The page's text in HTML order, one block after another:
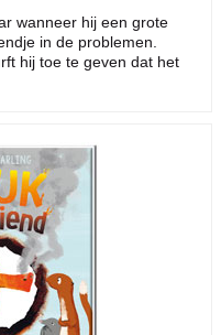
wanneer hij een grote
in de problemen.
hij toe te geven dat het